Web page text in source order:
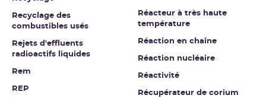
Recyclage des
combustibles usés
Rejets d'effluents
radioactifs liquides
Rem
REP
Réacteur à très haute
température
Réaction en chaîne
Réaction nucléaire
Réactivité
Récupérateur de corium